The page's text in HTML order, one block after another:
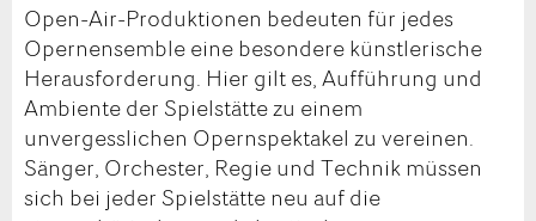
Open-Air-Produktionen bedeuten für jedes
Opernensemble eine besondere künstlerische
Herausforderung. Hier gilt es, Aufführung und
Ambiente der Spielstätte zu einem
unvergesslichen Opernspektakel zu vereinen.
Sänger, Orchester, Regie und Technik müssen
sich bei jeder Spielstätte neu auf die